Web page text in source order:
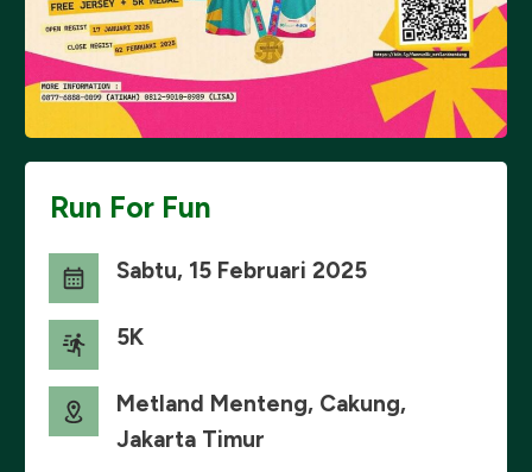
Run For Fun
Sabtu, 15 Februari 2025
5K
Metland Menteng, Cakung,
Jakarta Timur